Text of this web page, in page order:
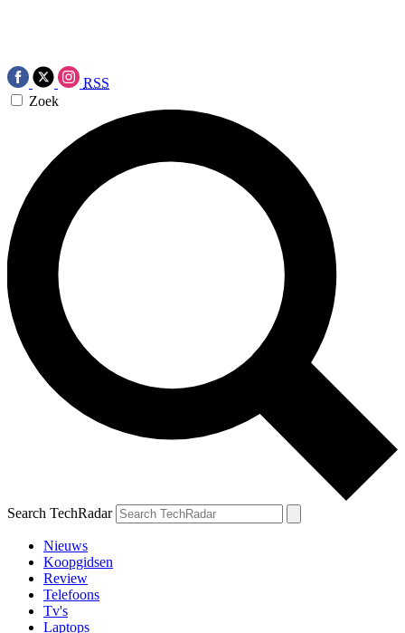
RSS
Zoek
Search TechRadar
Nieuws
Koopgidsen
Review
Telefoons
Tv's
Laptops